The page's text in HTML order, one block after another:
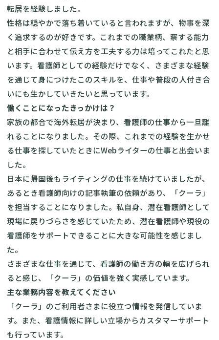
転居を経験しました。
性格は穏やかで落ち着いていると言われますが、物事を深
く追求するのが好きです。これまでの職業柄、察する能力
と相手に合わせて伝え方を工夫する力は培ってこれたと思
います。看護師としての経験だけでなく、さまざまな経験
を通じて身につけたこのスキルを、仕事や普段の人付き合
いにも生かしていきたいと思っています。
働くことになったきっかけは？
家族の都合で海外転居が決まり、看護師の仕事から一旦離
れることになりました。その際、これまでの経験を生かせ
る仕事を探していたときにWebライターの仕事と出会いま
した。
日本に帰国後もライティングの仕事を続けていましたが、
あるとき看護師向けの記事執筆の依頼があり、「クーラ」
を担当することになりました。私自身、潜在看護師として
現場に戻りづらさを感じていたため、潜在看護師や現役の
看護師をサポートできることに大きな可能性を感じまし
た。
さまざまな仕事を通じて、看護師の働き方の幅を広げられ
ると感じ、「クーラ」の価値を強く実感しています。
主な業務内容を教えてください
「クーラ」のご利用者さまに役立つ情報を発信していま
す。また、看護情報に詳しい立場からカスタマーサポート
も行っています。